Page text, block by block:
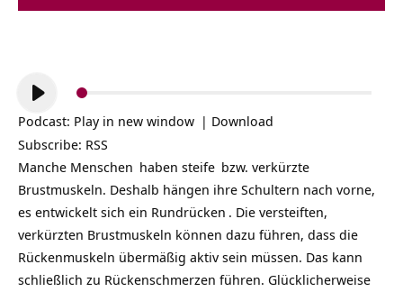
Audio-
Player
Podcast: Play in new window | Download
Subscribe: RSS
Manche Menschen haben steife bzw. verkürzte
Brustmuskeln. Deshalb hängen ihre Schultern nach vorne,
es entwickelt sich ein Rundrücken . Die versteiften,
verkürzten Brustmuskeln können dazu führen, dass die
Rückenmuskeln übermäßig aktiv sein müssen. Das kann
schließlich zu Rückenschmerzen führen. Glücklicherweise